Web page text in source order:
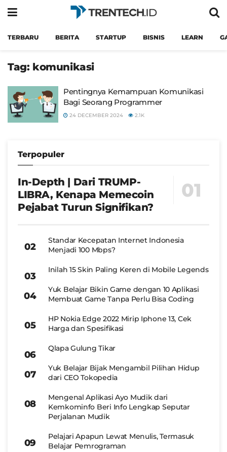
TERBARU BERITA STARTUP BISNIS LEARN
Tag: komunikasi
Pentingnya Kemampuan Komunikasi
Bagi Seorang Programmer
24 DECEMBER 2024 2.1K
Terpopuler
In-Depth | Dari TRUMP-
LIBRA, Kenapa Memecoin
Pejabat Turun Signifikan?
Standar Kecepatan Internet Indonesia
Menjadi 100 Mbps?
Inilah 15 Skin Paling Keren di Mobile Legends
Yuk Belajar Bikin Game dengan 10 Aplikasi
Membuat Game Tanpa Perlu Bisa Coding
HP Nokia Edge 2022 Mirip Iphone 13, Cek
Harga dan Spesifikasi
Qlapa Gulung Tikar
Yuk Belajar Bijak Mengambil Pilihan Hidup
dari CEO Tokopedia
Mengenal Aplikasi Ayo Mudik dari
Kemkominfo Beri Info Lengkap Seputar
Perjalanan Mudik
Pelajari Apapun Lewat Menulis, Termasuk
Belajar Pemrograman